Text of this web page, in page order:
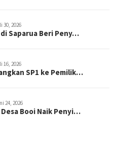
30, 2026
Saparua Beri Peny…
16, 2026
SP1 ke Pemilik…
24, 2026
Booi Naik Penyi…